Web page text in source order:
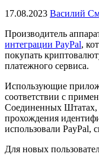
17.08.2023 Василий
Производитель
интеграции PayPal,
покупать
платежного сервиса.
Использующие
соответствии с
Соединенных Штатах,
прохождения
использовали PayPal,
Для новых